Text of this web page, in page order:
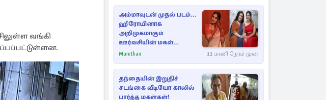
வங்கி
அம்மாவுடன் முதல் படம்...
ஹீரோயினாக
அறிமுகமாகும்
ஊர்வசியின் மகள்
தேஜலட்சுமி!
Manithan 11 மணி நேரம் முன்
தந்தையின் இறுதிச்
சடங்கை வீடியோ காலில்
பார்த்த மகள்கள்!